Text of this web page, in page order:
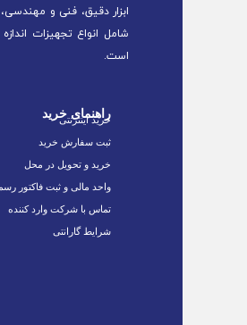
ابزار دقیق، فنی و
شامل انواع تجهیزات
است.
راهنمای خرید
خرید اینترنتی
ثبت سفارش خرید
خرید و تحویل در محل
واحد مالی و ثبت فاکتور
تماس با شرکت وارد کننده
شرایط گارانتی